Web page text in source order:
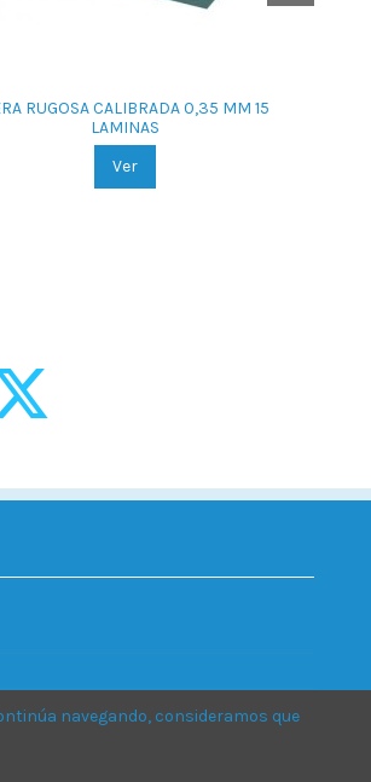
RUGOSA CALIBRADA 0,35 MM 15
LAMINAS
Ver
navegando, consideramos que